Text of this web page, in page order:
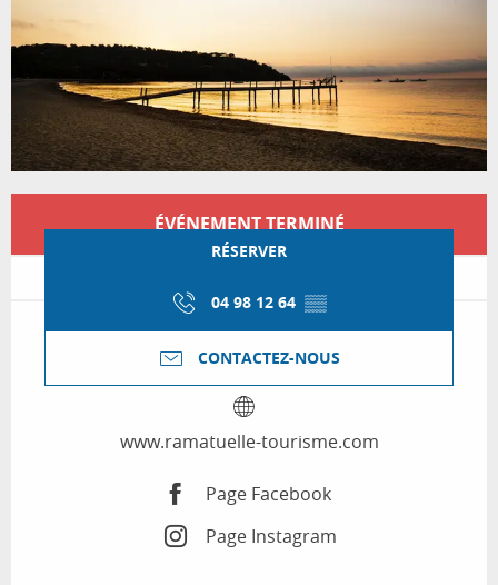
Ouverture et coordonnées
ÉVÉNEMENT TERMINÉ
RÉSERVER
04 98 12 64 ▒▒
CONTACTEZ-NOUS
www.ramatuelle-tourisme.com
Page Facebook
Page Instagram